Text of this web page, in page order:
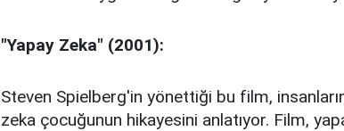
"Yapay Zeka" (2001):
Steven Spielberg'in yönettiği bu film,
zeka çocuğunun hikayesini anlatıyor. Film,